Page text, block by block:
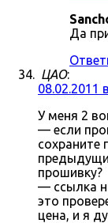
Да
ЦАО:
08.02.2011
У меня 2
— если
сохраните
прошивку?
— ссылка
это
цена, и я